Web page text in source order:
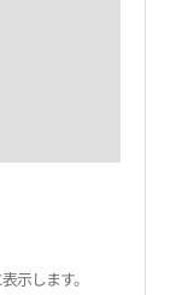
示します。